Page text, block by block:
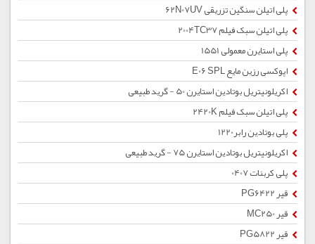
پلی اتیلن سنگین تزریقی 62N07UV
پلی اتیلن سبک فیلم 2004TC37
پلی استایرن معمولی 1551
اپوکسی رزین مایع E06 SPL
اکریلونیتریل بوتادین استایرن 50 - گرید طبیعی
پلی اتیلن سبک فیلم 2420K
پلی بوتادین رابر1220
اکریلونیتریل بوتادین استایرن 75 - گرید طبیعی
پلی کربنات 0407
قیر PG6422
قیر MC250
قیر PG5822